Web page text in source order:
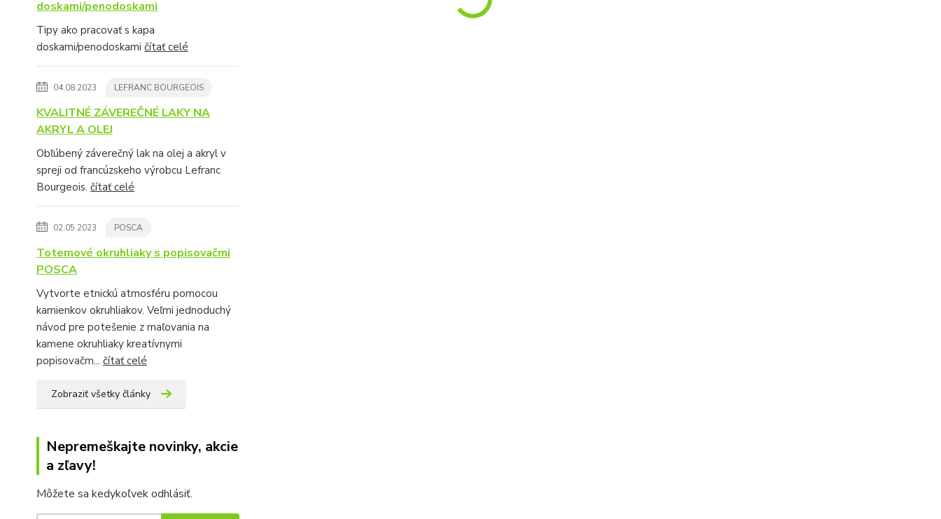
doskami/penodoskami
Tipy ako pracovať s kapa
doskami/penodoskami čítať celé
04.08.2023 LEFRANC BOURGEOIS
KVALITNÉ ZÁVEREČNÉ LAKY NA
AKRYL A OLEJ
Obľúbený záverečný lak na olej a akryl v
spreji od francúzskeho výrobcu Lefranc
Bourgeois. čítať celé
02.05.2023 POSCA
Totemové okruhliaky s popisovačmi
POSCA
Vytvorte etnickú atmosféru pomocou
kamienkov okruhliakov. Veľmi jednoduchý
návod pre potešenie z maľovania na
kamene okruhliaky kreatívnymi
popisovačm... čítať celé
Zobraziť všetky články
Nepremeškajte novinky, akcie
a zľavy!
Môžete sa kedykoľvek odhlásiť.